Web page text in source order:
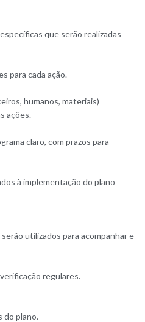
que serão realizadas
para cada ação.
humanos, materiais)
ações.
claro, com prazos para
à implementação do plano
utilizados para acompanhar e
regulares.
do plano.